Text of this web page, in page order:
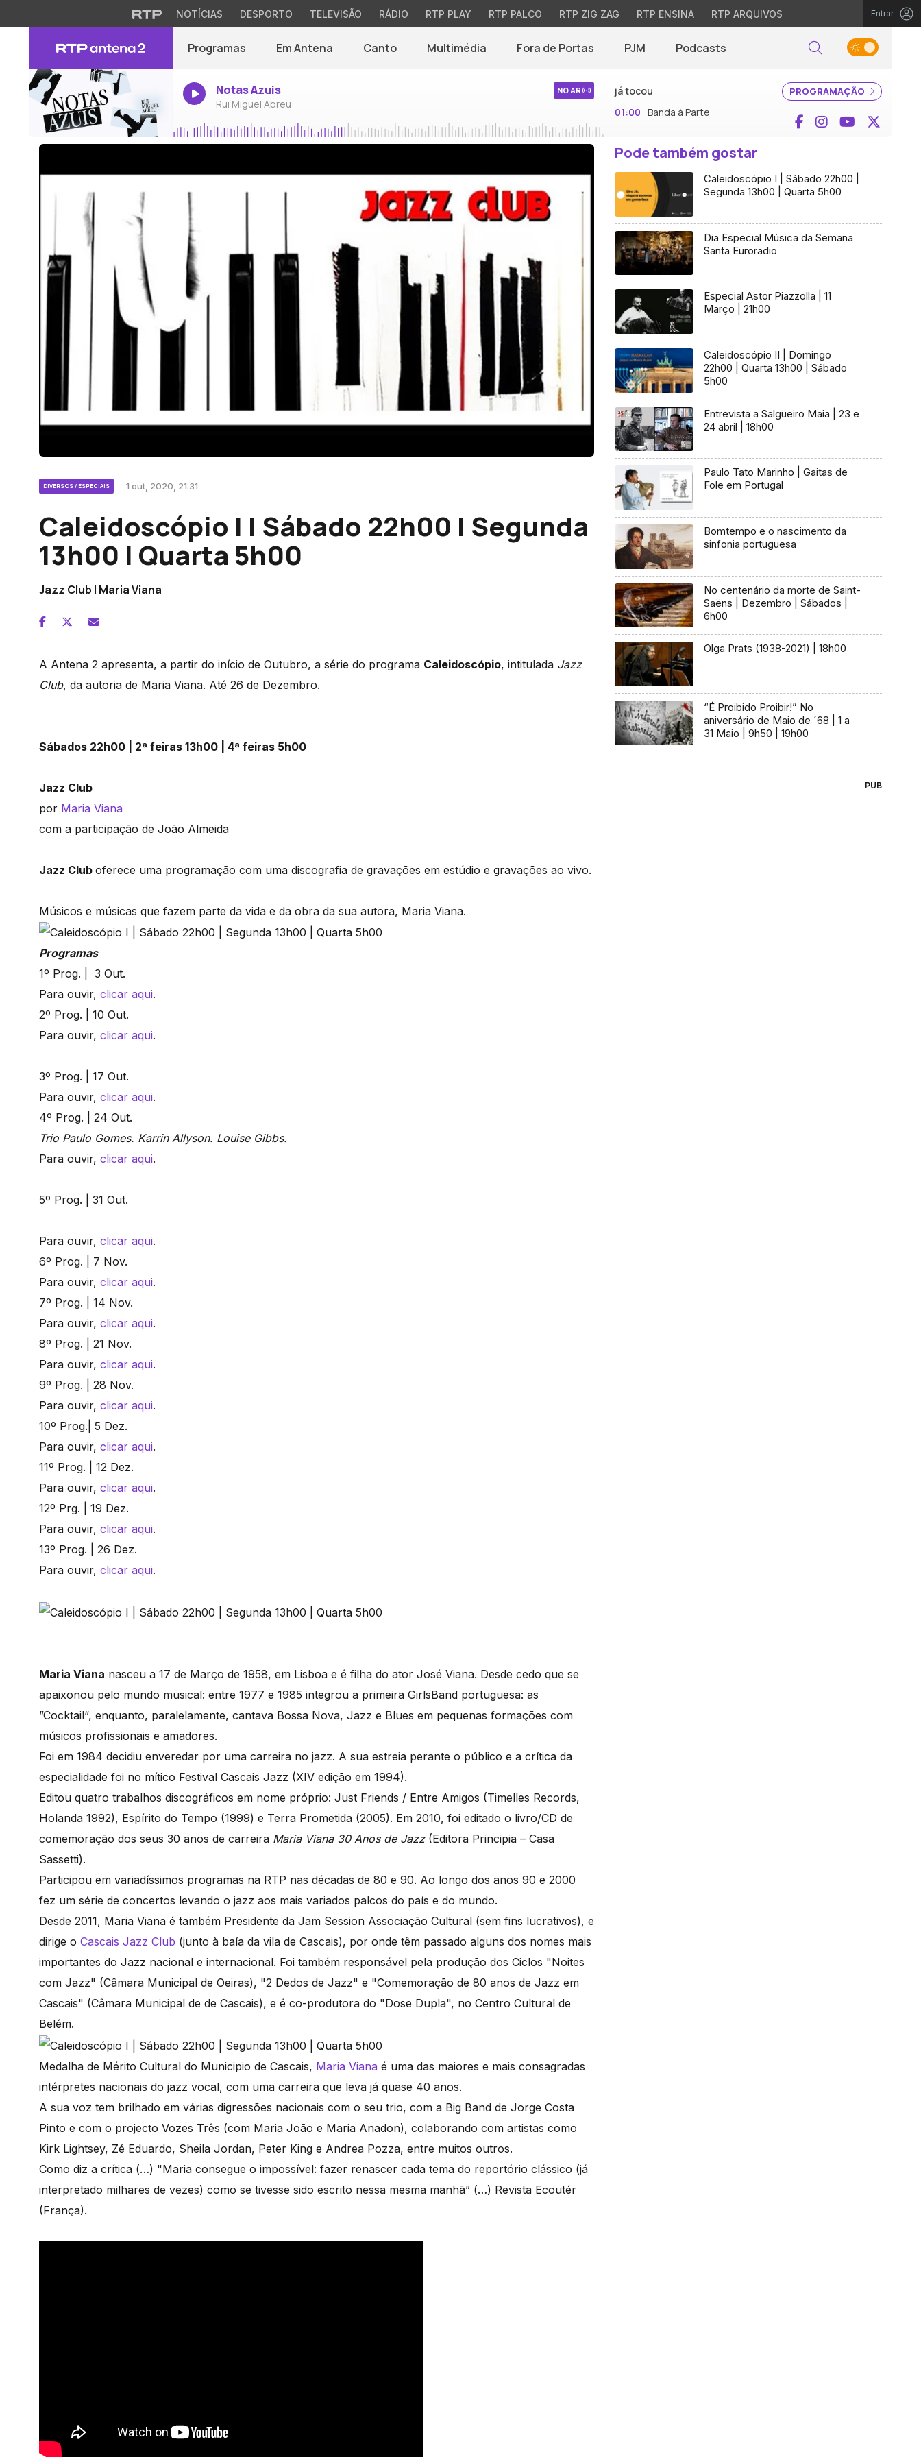
NOTÍCIAS DESPORTO TELEVISÃO RÁDIO RTP PLAY RTP PALCO RTP ZIG ZAG RTP ENSINA RTP ARQUIVOS Entrar
Programas Em Antena Canto Multimédia Fora de Portas PJM Podcasts Pesquisar
Notas Azuis
Rui Miguel Abreu
NO AR PROGRAMAÇÃO
já tocou
01:00 Banda à Parte Facebook
InstagramYouTube
DIVERSOS / ESPECIAIS 1 out, 2020, 21:31
Caleidoscópio I | Sábado 22h00 | Segunda
13h00 | Quarta 5h00
Jazz Club | Maria Viana
A Antena 2 apresenta, a partir do início de Outubro, a série do programa Caleidoscópio, intitulada Jazz
Club, da autoria de Maria Viana. Até 26 de Dezembro.
Sábados 22h00 | 2ª feiras 13h00 | 4ª feiras 5h00
Jazz Club
por Maria Viana
com a participação de João Almeida
Jazz Club oferece uma programação com uma discografia de gravações em estúdio e gravações ao vivo.
Músicos e músicas que fazem parte da vida e da obra da sua autora, Maria Viana.
Programas
1º Prog. | 3 Out.
Para ouvir, clicar aqui.
2º Prog. | 10 Out.
Para ouvir, clicar aqui.
3º Prog. | 17 Out.
Para ouvir, clicar aqui.
4º Prog. | 24 Out.
Trio Paulo Gomes. Karrin Allyson. Louise Gibbs.
Para ouvir, clicar aqui.
5º Prog. | 31 Out.
Para ouvir, clicar aqui.
6º Prog. | 7 Nov.
Para ouvir, clicar aqui.
7º Prog. | 14 Nov.
Para ouvir, clicar aqui.
8º Prog. | 21 Nov.
Para ouvir, clicar aqui.
9º Prog. | 28 Nov.
Para ouvir, clicar aqui.
10º Prog.| 5 Dez.
Para ouvir, clicar aqui.
11º Prog. | 12 Dez.
Para ouvir, clicar aqui.
12º Prg. | 19 Dez.
Para ouvir, clicar aqui.
13º Prog. | 26 Dez.
Para ouvir, clicar aqui.
Maria Viana nasceu a 17 de Março de 1958, em Lisboa e é filha do ator José Viana. Desde cedo que se
apaixonou pelo mundo musical: entre 1977 e 1985 integrou a primeira GirlsBand portuguesa: as
”Cocktail“, enquanto, paralelamente, cantava Bossa Nova, Jazz e Blues em pequenas formações com
músicos profissionais e amadores.
Foi em 1984 decidiu enveredar por uma carreira no jazz. A sua estreia perante o público e a crítica da
especialidade foi no mítico Festival Cascais Jazz (XIV edição em 1994).
Editou quatro trabalhos discográficos em nome próprio: Just Friends / Entre Amigos (Timelles Records,
Holanda 1992), Espírito do Tempo (1999) e Terra Prometida (2005). Em 2010, foi editado o livro/CD de
comemoração dos seus 30 anos de carreira Maria Viana 30 Anos de Jazz(Editora Principia – Casa
Sassetti).
Participou em variadíssimos programas na RTP nas décadas de 80 e 90. Ao longo dos anos 90 e 2000
fez um série de concertos levando o jazz aos mais variados palcos do país e do mundo.
Desde 2011, Maria Viana é também Presidente da Jam Session Associação Cultural (sem fins lucrativos), e
dirige o Cascais Jazz Club (junto à baía da vila de Cascais), por onde têm passado alguns dos nomes mais
importantes do Jazz nacional e internacional. Foi também responsável pela produção dos Ciclos "Noites
com Jazz" (Câmara Municipal de Oeiras), "2 Dedos de Jazz" e "Comemoração de 80 anos de Jazz em
Cascais" (Câmara Municipal de de Cascais), e é co-produtora do "Dose Dupla", no Centro Cultural de
Belém.
Medalha de Mérito Cultural do Municipio de Cascais, Maria Viana é uma das maiores e mais consagradas
intérpretes nacionais do jazz vocal, com uma carreira que leva já quase 40 anos.
A sua voz tem brilhado em várias digressões nacionais com o seu trio, com a Big Band de Jorge Costa
Pinto e com o projecto Vozes Três (com Maria João e Maria Anadon), colaborando com artistas como
Kirk Lightsey, Zé Eduardo, Sheila Jordan, Peter King e Andrea Pozza, entre muitos outros.
Como diz a crítica (…) "Maria consegue o impossível: fazer renascer cada tema do reportório clássico (já
interpretado milhares de vezes) como se tivesse sido escrito nessa mesma manhã” (…) Revista Ecoutér
(França).
Pode também gostar
Caleidoscópio I | Sábado 22h00 |
Segunda 13h00 | Quarta 5h00
Dia Especial Música da Semana
Santa Euroradio
Especial Astor Piazzolla | 11
Março | 21h00
Caleidoscópio II | Domingo
22h00 | Quarta 13h00 | Sábado
5h00
Entrevista a Salgueiro Maia | 23 e
24 abril | 18h00
Paulo Tato Marinho | Gaitas de
Fole em Portugal
Bomtempo e o nascimento da
sinfonia portuguesa
No centenário da morte de Saint-
Saëns | Dezembro | Sábados |
6h00
Olga Prats (1938-2021) | 18h00
“É Proibido Proibir!” No
aniversário de Maio de ´68 | 1 a
31 Maio | 9h50 | 19h00
PUB